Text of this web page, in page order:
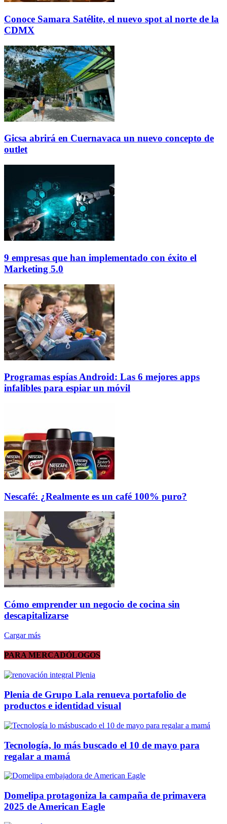
Conoce Samara Satélite, el nuevo spot al norte de la
CDMX
Gicsa abrirá en Cuernavaca un nuevo concepto de
outlet
9 empresas que han implementado con éxito el
Marketing 5.0
Programas espías Android: Las 6 mejores apps
infalibles para espiar un móvil
Nescafé: ¿Realmente es un café 100% puro?
Cómo emprender un negocio de cocina sin
descapitalizarse
Cargar más
PARA MERCADÓLOGOS
Plenia de Grupo Lala renueva portafolio de
productos e identidad visual
Tecnología, lo más buscado el 10 de mayo para
regalar a mamá
Domelipa protagoniza la campaña de primavera
2025 de American Eagle